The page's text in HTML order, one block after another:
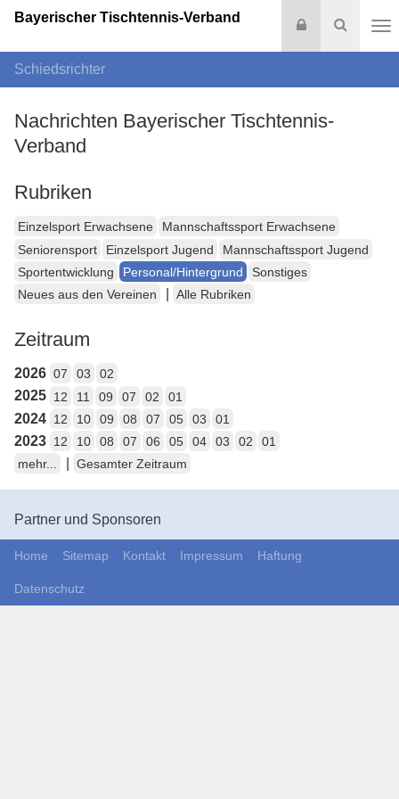
Suche
Login
Bayerischer Tischtennis-Verband
Schiedsrichter
Nachrichten Bayerischer Tischtennis-
Verband
Rubriken
Einzelsport Erwachsene
Mannschaftssport Erwachsene
Seniorensport
Einzelsport Jugend
Mannschaftssport Jugend
Sportentwicklung
Personal/Hintergrund
Sonstiges
Neues aus den Vereinen
Alle Rubriken
Zeitraum
2026 07 03 02
2025 12 11 09 07 02 01
2024 12 10 09 08 07 05 03 01
2023 12 10 08 07 06 05 04 03 02
01
mehr...
Gesamter Zeitraum
Partner und Sponsoren
Home Sitemap Kontakt Impressum Haftung
Datenschutz